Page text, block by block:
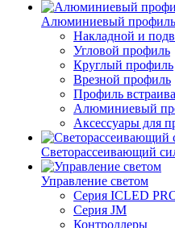
Алюминиевый профиль
Накладной и
Угловой профиль
Круглый профиль
Врезной профиль
Профиль
Алюминиевый
Аксессуары для
Светорассеивающий
Управление светом
Серия ICLED
Серия JM
Контроллеры